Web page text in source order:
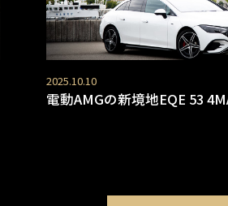
2025.10.10
電動AMGの新境地EQE 53